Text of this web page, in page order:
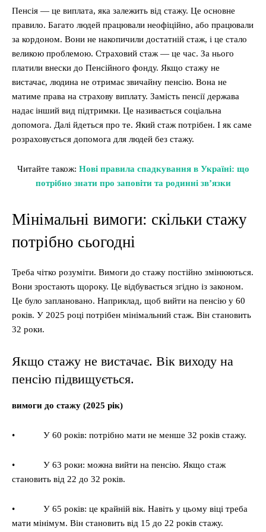
Пенсія — це виплата, яка залежить від стажу. Це основне
правило. Багато людей працювали неофіційно, або працювали
за кордоном. Вони не накопичили достатній стаж, і це стало
великою проблемою. Страховий стаж — це час. За нього
платили внески до Пенсійного фонду. Якщо стажу не
вистачає, людина не отримає звичайну пенсію. Вона не
матиме права на страхову виплату. Замість пенсії держава
надає інший вид підтримки. Це називається соціальна
допомога. Далі йдеться про те. Який стаж потрібен. І як саме
розраховується допомога для людей без стажу.
Читайте також: Нові правила спадкування в Україні: що
потрібно знати про заповіти та родинні зв’язки
Мінімальні вимоги: скільки стажу
потрібно сьогодні
Треба чітко розуміти. Вимоги до стажу постійно змінюються.
Вони зростають щороку. Це відбувається згідно із законом.
Це було заплановано. Наприклад, щоб вийти на пенсію у 60
років. У 2025 році потрібен мінімальний стаж. Він становить
32 роки.
Якщо стажу не вистачає. Вік виходу на
пенсію підвищується.
вимоги до стажу (2025 рік)
• У 60 років: потрібно мати не менше 32 років стажу.
• У 63 роки: можна вийти на пенсію. Якщо стаж
становить від 22 до 32 років.
• У 65 років: це крайній вік. Навіть у цьому віці треба
мати мінімум. Він становить від 15 до 22 років стажу.